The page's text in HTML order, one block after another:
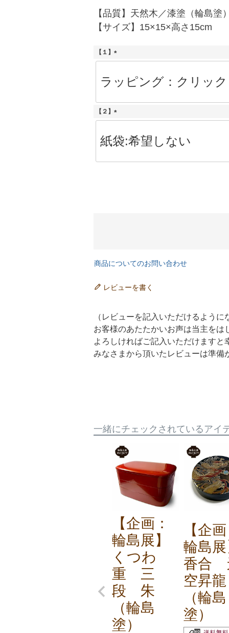
【品質】天然木／漆塗（輪島塗
【サイズ】15×15×高さ15cm
【１】
(
須
【２】
(
須
商品についてのお問い合わせ
レビューを書く
（レビューを記入いただけるように
お客様のあたたかいお声は当主を
よろしければご記入いただけますと
みなさまから頂いたレビューは準備
一緒にチェックされているアイ
【企画：
輪島展】
くつわ
重 三
段 朱
（輪島
塗）
【企
輪島
香合
空昇龍
（輪島
塗）